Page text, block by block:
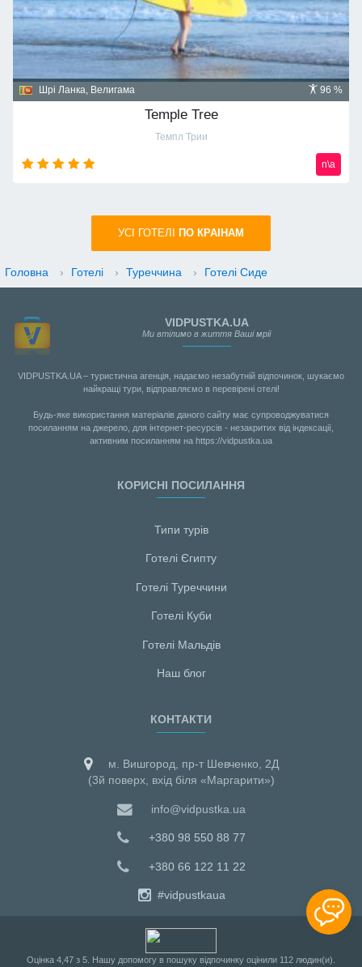
91 %
Домініканська республіка, Пунта Кана
Majestic Mirage 5*
Маджестик Мираж
n\a
УСI ГОТЕЛІ ПО КРАIНАМ
Головна › Готелі › Туреччина › Готелі Сиде
VIDPUSTKA.UA
Ми втілимо в життя Ваші мрії
VIDPUSTKA.UA – туристична агенція, надаємо незабутній відпочинок, шукаємо
найкращі тури, відправляємо в перевірені отелі!
Будь-яке використання матеріалів даного сайту має супроводжуватися
посиланням на джерело, для інтернет-ресурсів - незакритих від індексації,
активним посиланням на https://vidpustka.ua
КОРИСНІ ПОСИЛАННЯ
Типи турів
Готелі Єгипту
Готелі Туреччини
Готелі Куби
Готелі Мальдiв
Наш блог
КОНТАКТИ
м. Вишгород, пр-т Шевченко, 2Д
(3й поверх, вхід біля «Маргарити»)
info@vidpustka.ua
+380 98 550 88 77
+380 66 122 11 22
#vidpustkaua
Оцiнка 4,47 з 5 . Нашу допомогу в пошуку відпочинку оцінили 112 людин(и).